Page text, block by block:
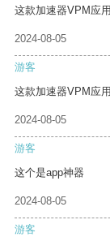
这款加速器VPM应
2024-08-05
游客
这款加速器VPM应
2024-08-05
游客
这个是app神器
2024-08-05
游客